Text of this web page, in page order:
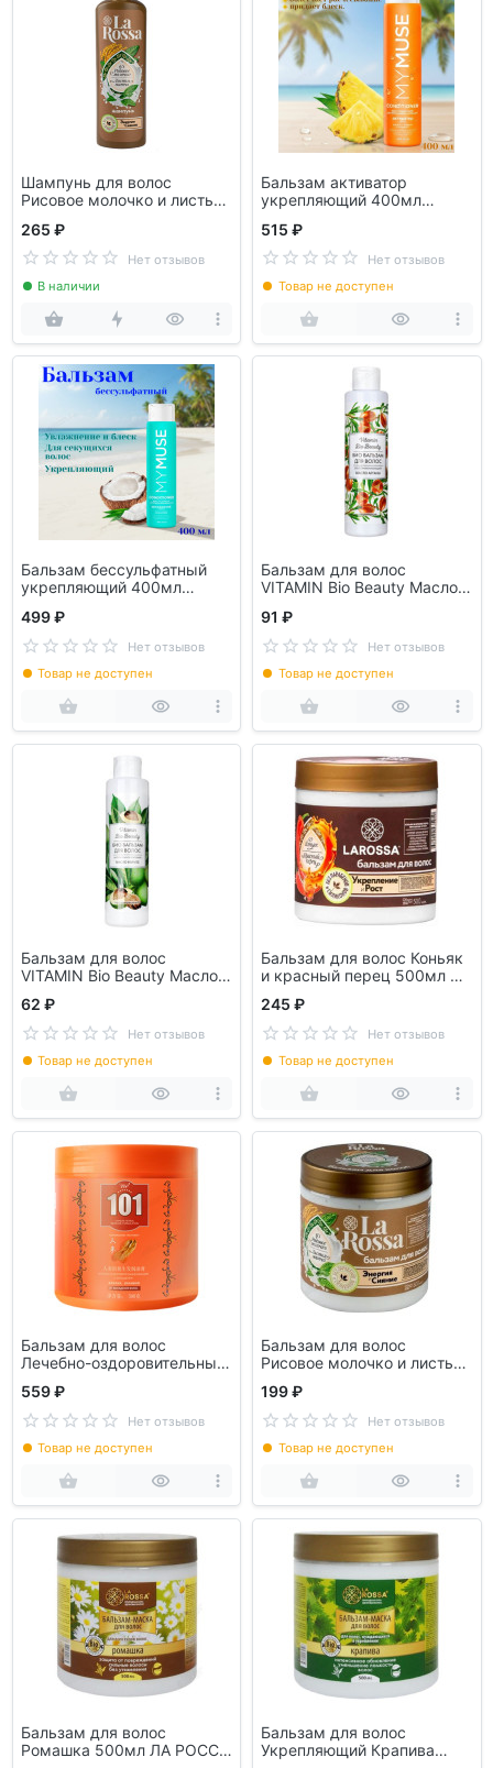
Шампунь для волос
Рисовое молочко и листья
265 ₽
Нет отзывов
В наличии
Бальзам активатор
укрепляющий 400мл
515 ₽
Нет отзывов
Товар не доступен
Бальзам бессульфатный
укрепляющий 400мл
499 ₽
Нет отзывов
Товар не доступен
Бальзам для волос
VITAMIN Bio Beauty Масло
91 ₽
Нет отзывов
Товар не доступен
Бальзам для волос
VITAMIN Bio Beauty Масло
62 ₽
Нет отзывов
Товар не доступен
Бальзам для волос Коньяк
и красный перец 500мл ЛА
245 ₽
Нет отзывов
Товар не доступен
Бальзам для волос
Лечебно-оздоровительный
559 ₽
Нет отзывов
Товар не доступен
Бальзам для волос
Рисовое молочко и листья
арт3147
199 ₽
Нет отзывов
Товар не доступен
Бальзам для волос
Ромашка 500мл ЛА РОССА
Бальзам для волос
Укрепляющий Крапива